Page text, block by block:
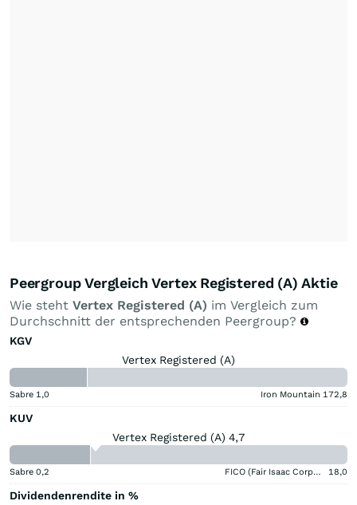
Peergroup Vergleich Vertex Registered (A) Aktie
Wie steht Vertex Registered (A) im Vergleich zum
Durchschnitt der entsprechenden Peergroup?
KGV
Vertex Registered (A)
Sabre 1,0 Iron Mountain 172,8
KUV
Vertex Registered (A) 4,7
Sabre 0,2 FICO (Fair Isaac Corporation) 18,0
Dividendenrendite in %